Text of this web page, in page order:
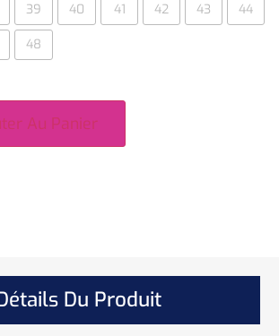
39 40 41 42 43 44
48
Au Panier
Du Produit